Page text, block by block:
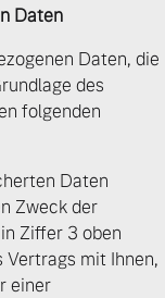
Daten
Daten, die
des
folgenden
Daten
Zweck der
Ziffer 3 oben
mit Ihnen,
einer